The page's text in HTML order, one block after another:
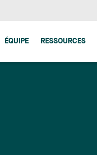
ÉQUIPE RESSOURCES